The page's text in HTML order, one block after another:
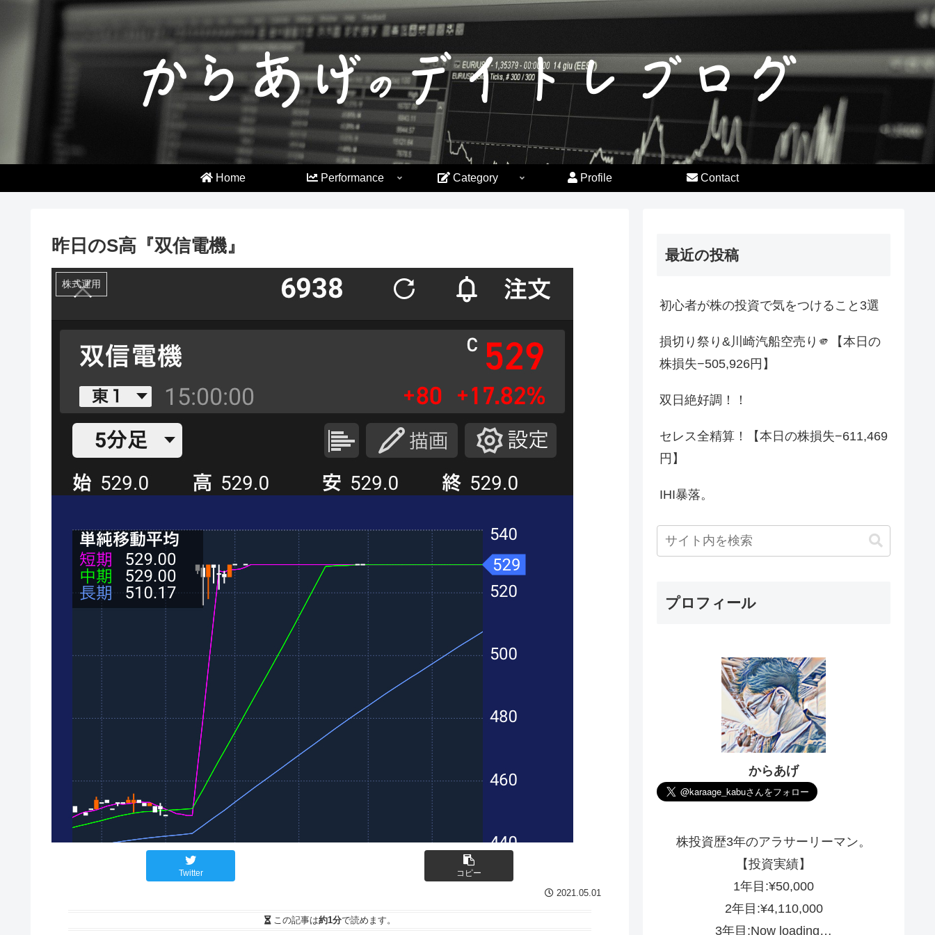
Home Performance Category Profile Contact
昨日のS高『双信電機』
株式運用
Twitter コピー
2021.05.01
この記事は約1分で読めます。
最近の投稿
初心者が株の投資で気をつけること3選
損切り祭り&川崎汽船空売り🫵【本日の
株損失−505,926円】
双日絶好調！！
セレス全精算！【本日の株損失−611,469
円】
IHI暴落。
プロフィール
からあげ
株投資歴3年のアラサーリーマン。
【投資実績】
1年目:¥50,000
2年目:¥4,110,000
3年目:Now loading…